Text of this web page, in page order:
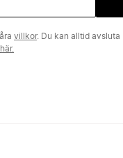
villkor. Du kan alltid avsluta
här.